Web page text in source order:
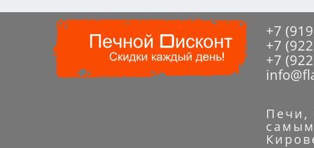
+7
+7
+7
Печи,